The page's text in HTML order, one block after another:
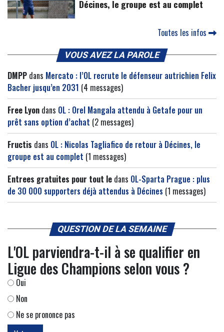
Décines, le groupe est au complet
Toutes les infos
VOUS AVEZ LA PAROLE
DMPP dans Mercato : l’OL recrute le défenseur autrichien Felix
Bacher jusqu’en 2031 (4 messages)
Free Lyon dans OL : Orel Mangala attendu à Getafe pour un
prêt sans option d’achat (2 messages)
Fructis dans OL : Nicolas Tagliafico de retour à Décines, le
groupe est au complet (1 messages)
Entrees gratuites pour tout le dans OL-Sparta Prague : plus
de 30 000 supporters déjà attendus à Décines (1 messages)
QUESTION DE LA SEMAINE
L'OL parviendra-t-il à se qualifier en
Ligue des Champions selon vous ?
Oui
Non
Ne se prononce pas